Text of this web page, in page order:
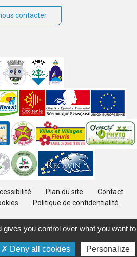
contacter
Plan du site
Contact
Politique de confidentialité
you control over what you want to
Deny all cookies Personalize